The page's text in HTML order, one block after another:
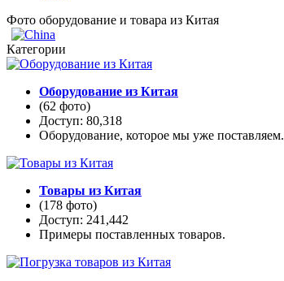
Фото оборудование и товара из Китая
Категории
Оборудование из Китая
(62 фото)
Доступ: 80,318
Оборудование, которое мы уже поставляем.
Товары из Китая
(178 фото)
Доступ: 241,442
Примеры поставленных товаров.